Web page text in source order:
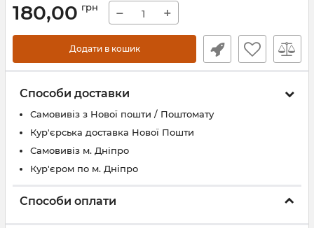
180,00 грн − +
Додати в кошик
Способи доставки
Самовивіз з Нової пошти / Поштомату
Кур'єрська доставка Нової Пошти
Самовивіз м. Дніпро
Кур'єром по м. Дніпро
Способи оплати